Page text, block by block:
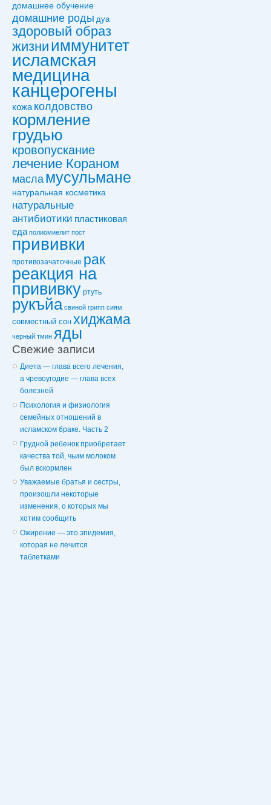
домашнее обучение
домашние роды дуа
здоровый образ
жизни иммунитет
исламская
медицина
канцерогены
кожа колдовствo
кормление
грудью
кровопускание
лечение Кораном
масла мусульмане
натуральная косметика
натуральные
антибиотики пластиковая
еда полиомиелит пост
прививки
противозачаточные рак
реакция на
прививку ртуть
рукъйа свиной грипп сиям
совместный сон хиджама
черный тмин яды
Свежие записи
Диета — глава всего лечения,
а чревоугодие — глава всех
болезней
Психология и физиология
семейных отношений в
исламском браке. Часть 2
Грудной ребенок приобретает
качества той, чьим молоком
был вскормлен
Уважаемые братья и сестры,
произошли некоторые
изменения, о которых мы
хотим сообщить
Ожирение — это эпидемия,
которая не лечится
таблетками